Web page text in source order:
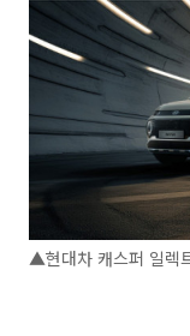
▲현대차 캐스퍼 일렉